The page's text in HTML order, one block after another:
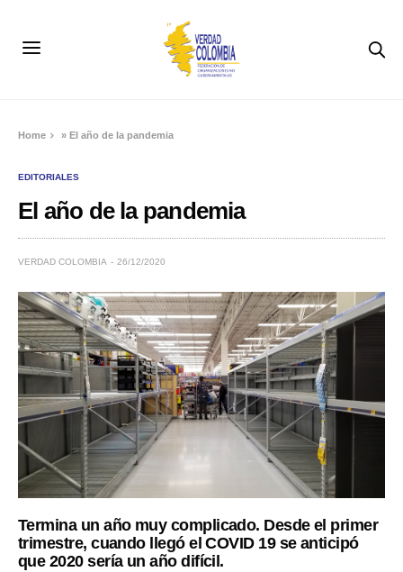
Home »El año de la pandemia
EDITORIALES
El año de la pandemia
VERDAD COLOMBIA 26/12/2020
Termina un año muy complicado. Desde el primer
trimestre, cuando llegó el COVID 19 se anticipó
que 2020 sería un año difícil.